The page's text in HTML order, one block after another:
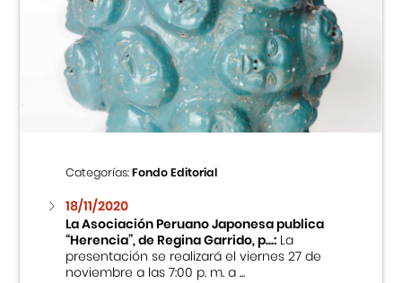
Categorías:Fondo Editorial
18/11/2020
La Asociación Peruano Japonesa publica
“Herencia”, de Regina Garrido, p...:La
presentación se realizará el viernes 27 de
noviembre a las 7:00 p. m. a ...